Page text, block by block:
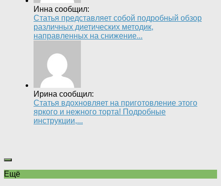
Инна сообщил:
Статья представляет собой подробный обзор
различных диетических методик,
направленных на снижение...
Ирина сообщил:
Статья вдохновляет на приготовление этого
яркого и нежного торта! Подробные
инструкции,...
Ещё